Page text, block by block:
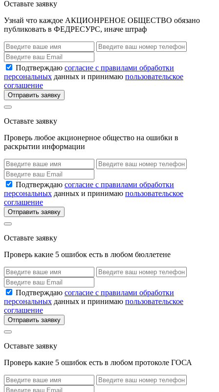
Оставьте заявку
Узнай что каждое АКЦИОНРЕНОЕ ОБЩЕСТВО обязано
публиковать в ФЕДРЕСУРС, иначе штраф
Подтверждаю согласие с правилами обработки
персональных данных и принимаю пользовательское
соглашение
Отправить заявку
Оставьте заявку
Проверь любое акционерное общество на ошибки в
раскрытии информации
Подтверждаю согласие с правилами обработки
персональных данных и принимаю пользовательское
соглашение
Отправить заявку
Оставьте заявку
Проверь какие 5 ошибок есть в любом бюллетене
Подтверждаю согласие с правилами обработки
персональных данных и принимаю пользовательское
соглашение
Отправить заявку
Оставьте заявку
Проверь какие 5 ошибок есть в любом протоколе ГОСА